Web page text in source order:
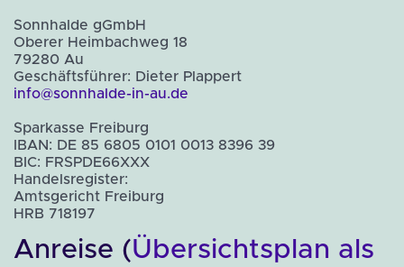
Sonnhalde gGmbH
Oberer Heimbachweg 18
79280 Au
Geschäftsführer: Dieter Plappert
info@sonnhalde-in-au.de
Sparkasse Freiburg
IBAN: DE 85 6805 0101 0013 8396 39
BIC: FRSPDE66XXX
Handelsregister:
Amtsgericht Freiburg
HRB 718197
Anreise (Übersichtsplan als